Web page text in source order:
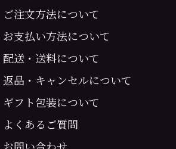
ご注文方法について
お支払い方法について
配送・送料について
返品・キャンセルについて
ギフト包装について
よくあるご質問